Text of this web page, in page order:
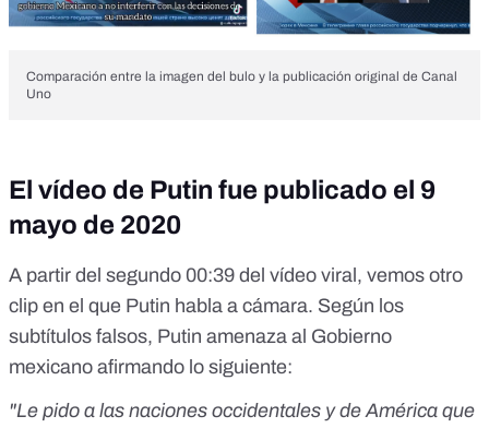
Comparación entre la imagen del bulo y la publicación original de Canal
Uno
El vídeo de Putin fue publicado el 9
mayo de 2020
A partir del segundo 00:39 del vídeo viral, vemos otro
clip en el que Putin habla a cámara. Según los
subtítulos falsos, Putin amenaza al Gobierno
mexicano afirmando lo siguiente:
"Le pido a las naciones occidentales y de América que